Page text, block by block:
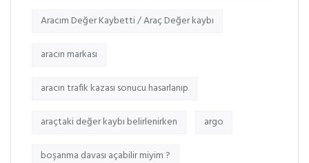
Aracım Değer Kaybetti / Araç Değer kaybı
aracın markası
aracın trafik kazası sonucu hasarlanıp
araçtaki değer kaybı belirlenirken argo
boşanma davası açabilir miyim ?